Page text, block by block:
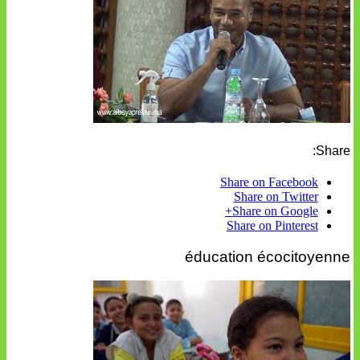
Share:
Share on Facebook
Share on Twitter
Share on Google+
Share on Pinterest
éducation écocitoyenne